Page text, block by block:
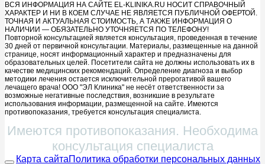
ВСЯ ИНФОРМАЦИЯ НА САЙТЕ EL-KLINIKA.RU НОСИТ СПРАВОЧНЫЙ
ХАРАКТЕР И НИ В КОЕМ СЛУЧАЕ НЕ ЯВЛЯЕТСЯ ПУБЛИЧНОЙ ОФЕРТОЙ.
ТОЧНАЯ И АКТУАЛЬНАЯ СТОИМОСТЬ, А ТАКЖЕ ИНФОРМАЦИЯ О
НАЛИЧИИ — ОБЯЗАТЕЛЬНО УТОЧНЯЕТСЯ ПО ТЕЛЕФОНУ!
Повторной консультацией является консультация, проведенная в течение
30 дней от первичной консультации. Материалы, размещенные на данной
странице, носят информационный характер и предназначены для
образовательных целей. Посетители сайта не должны использовать их в
качестве медицинских рекомендаций. Определение диагноза и выбор
методики лечения остается исключительной прерогативой вашего
лечащего врача! ООО "ЭЛ Клиника" не несёт ответственности за
возможные негативные последствия, возникшие в результате
использования информации, размещенной на сайте. Имеются
противопоказания, требуется консультация специалиста.
Имеются противопоказания. Необходима
консультация специалиста
Карта сайтаПолитика обработки персональных данных